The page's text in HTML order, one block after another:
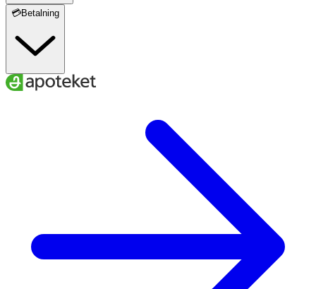
💳Betalning